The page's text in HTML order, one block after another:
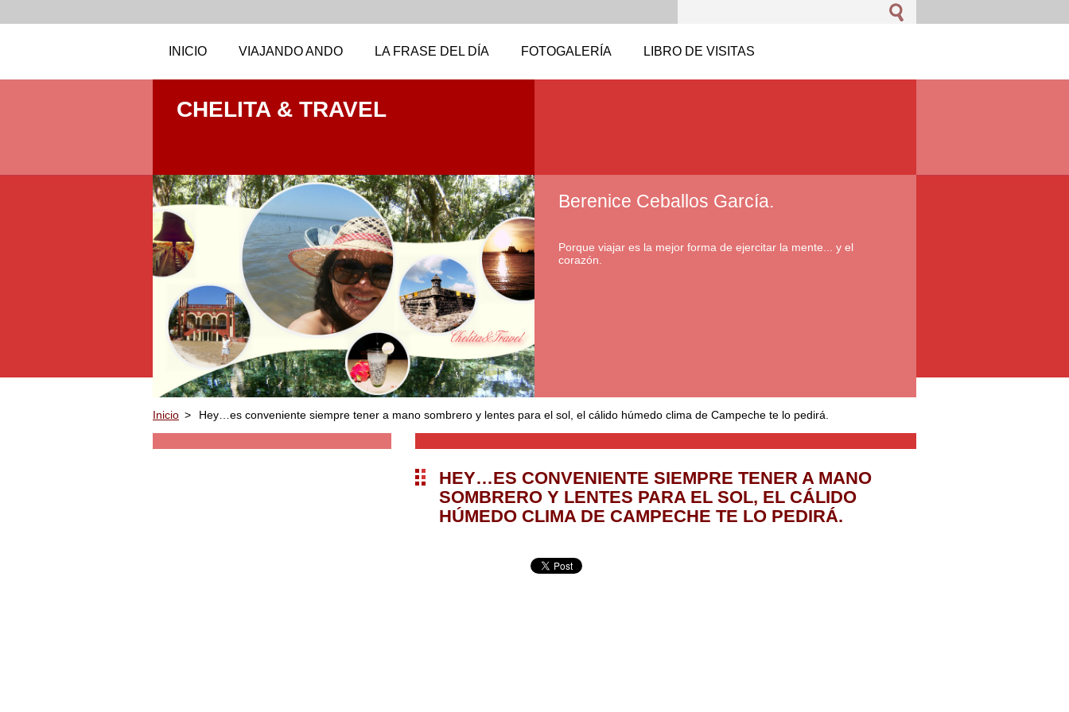
INICIO VIAJANDO ANDO LA FRASE DEL DÍA FOTOGALERÍA LIBRO DE VISITAS
CHELITA & TRAVEL
Berenice Ceballos García.
Porque viajar es la mejor forma de ejercitar la mente... y el
corazón.
Inicio > Hey…es conveniente siempre tener a mano sombrero y lentes para el sol, el cálido húmedo clima de Campeche te lo pedirá.
HEY…ES CONVENIENTE SIEMPRE TENER A MANO
SOMBRERO Y LENTES PARA EL SOL, EL CÁLIDO
HÚMEDO CLIMA DE CAMPECHE TE LO PEDIRÁ.